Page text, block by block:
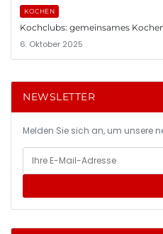
KOCHEN
Kochclubs: gemeinsames
6. Oktober 2025
NEWSLETTER
Melden Sie sich an, um unsere